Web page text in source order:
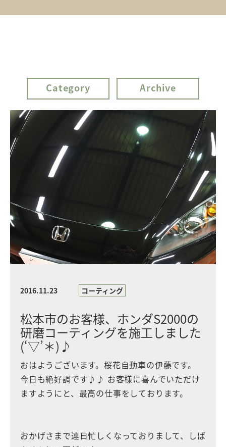
Category Archive
2016.11.23 コーティング
松本市のお客様、ホンダS2000の
研磨コーティングを施工しました
(‘▽’＊)♪
おはようございます。桜花自動車の伊藤です。
今日も絶好調です♪♪ お客様に喜んでいただけ
ますようにと、最高の仕事をしております。
おかげさまで連日忙しくなっておりまして、しば